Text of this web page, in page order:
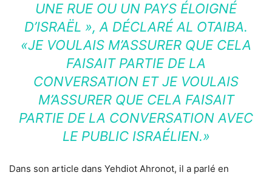
UNE RUE OU UN PAYS ÉLOIGNÉ
D’ISRAËL », A DÉCLARÉ AL OTAIBA.
«JE VOULAIS M’ASSURER QUE CELA
FAISAIT PARTIE DE LA
CONVERSATION ET JE VOULAIS
M’ASSURER QUE CELA FAISAIT
PARTIE DE LA CONVERSATION AVEC
LE PUBLIC ISRAÉLIEN.»
Dans son article dans Yehdiot Ahronot, il a parlé en